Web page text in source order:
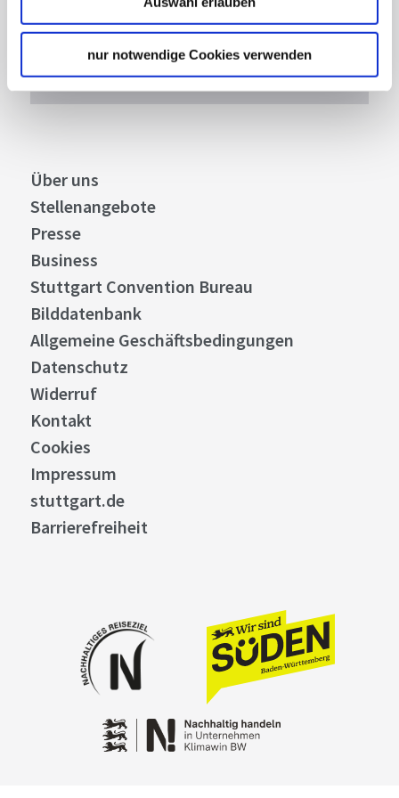
nur notwendige Cookies verwenden
Stuttgart und Region immer up-to-date.
Über uns
Stellenangebote
Presse
Business
Stuttgart Convention Bureau
Bilddatenbank
Allgemeine Geschäftsbedingungen
Datenschutz
Widerruf
Kontakt
Cookies
Impressum
stuttgart.de
Barrierefreiheit